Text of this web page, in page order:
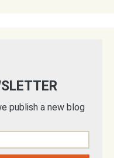
publish a new blog